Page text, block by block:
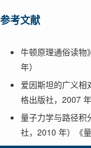
参考文献
牛顿原理通俗读物
年）
爱因斯坦的广义
格出版社，2007 年
量子力学与路径积
社，2010 年）《